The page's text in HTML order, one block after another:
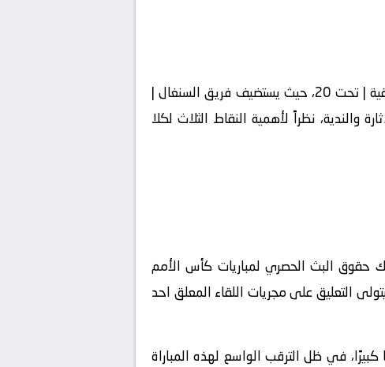
تتو جه اهتمام محبي كرة القدم مساء اليوم باتجاة مباراة مرتقبة ضمن منافسات كأس الأمم الإفريقية | تحت 20، حيث يستضيف فريق السنغال |
حافلًا بالإثارة والندية، نظراً لأهمية النقاط الثلاث لكلا
القنوات الرياضية التي تملك حقوق البث الحصري لمباريات كأس الأمم
سيتولى التعليق على مجريات اللقاء المعلق احد
حضورًا جماهيريًا كبيرًا، في ظل الترقب الواسع لهذه المباراة